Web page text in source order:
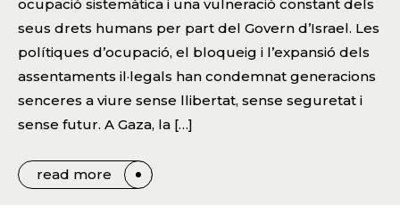
ocupació sistemàtica i una vulneració constant dels
seus drets humans per part del Govern d’Israel. Les
polítiques d’ocupació, el bloqueig i l’expansió dels
assentaments il·legals han condemnat generacions
senceres a viure sense llibertat, sense seguretat i
sense futur. A Gaza, la […]
read more